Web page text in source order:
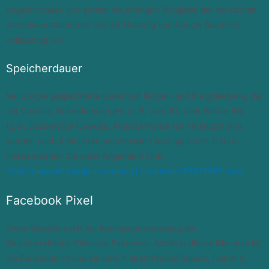
abgeschlossen und setzen die strengen Vorgaben der deutschen
Datenschutzbehörden bei der Nutzung von Google Analytics
vollständig um.
Speicherdauer
Bei Google gespeicherte Daten auf Nutzer- und Ereignisebene, die
mit Cookies, Nutzerkennungen (z. B. User ID) oder Werbe-IDs
(z. B. DoubleClick-Cookies, Android-Werbe-ID) verknüpft sind,
werden nach 2 Monaten anonymisiert bzw. gelöscht. Details
hierzu ersehen Sie unter folgendem Link:
https://support.google.com/analytics/answer/7667196?hl=de
Facebook Pixel
Diese Website nutzt zur Konversionsmessung der
Besucheraktions-Pixel von Facebook. Anbieter dieses Dienstes ist
die Facebook Ireland Limited, 4 Grand Canal Square, Dublin 2,